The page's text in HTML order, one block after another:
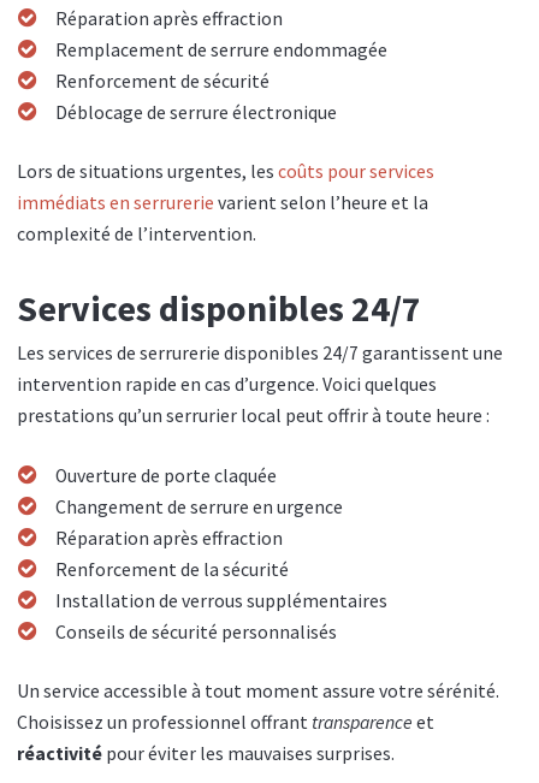
Réparation après effraction
Remplacement de serrure endommagée
Renforcement de sécurité
Déblocage de serrure électronique
Lors de situations urgentes, les coûts pour services
immédiats en serrurerie varient selon l’heure et la
complexité de l’intervention.
Services disponibles 24/7
Les services de serrurerie disponibles 24/7 garantissent une
intervention rapide en cas d’urgence. Voici quelques
prestations qu’un serrurier local peut offrir à toute heure :
Ouverture de porte claquée
Changement de serrure en urgence
Réparation après effraction
Renforcement de la sécurité
Installation de verrous supplémentaires
Conseils de sécurité personnalisés
Un service accessible à tout moment assure votre sérénité.
Choisissez un professionnel offrant transparence et
réactivité pour éviter les mauvaises surprises.